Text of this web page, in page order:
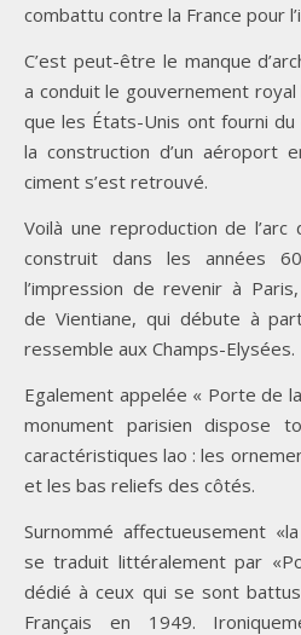
combattu contre la France pour
C’est peut-être le manque
a conduit le gouvernement
que les États-Unis ont fourni
la construction d’un aéroport
ciment s’est retrouvé.
Voilà une reproduction de l’arc
construit dans les années
l’impression de revenir à
de Vientiane, qui débute à
ressemble aux Champs-Elysées.
Egalement appelée « Porte de
monument parisien dispose
caractéristiques lao : les
et les bas reliefs des côtés.
Surnommé affectueusement
se traduit littéralement par
dédié à ceux qui se sont
Français en 1949.